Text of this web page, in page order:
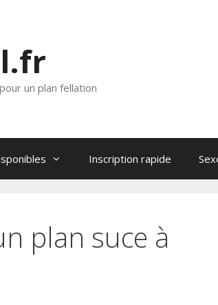
un plan fellation
Inscription rapide
plan suce à